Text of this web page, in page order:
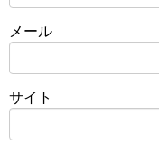
メール
サイト